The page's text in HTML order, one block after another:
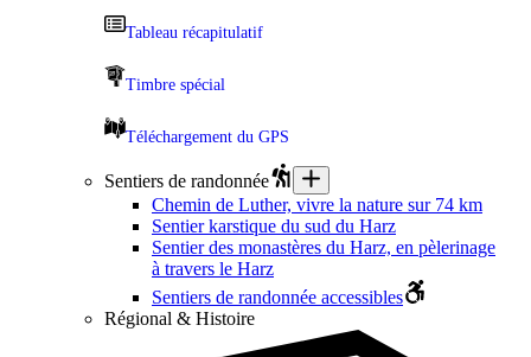
Tableau récapitulatif
Timbre spécial
Téléchargement du GPS
Sentiers de randonnée
Chemin de Luther, vivre la nature sur 74 km
Sentier karstique du sud du Harz
Sentier des monastères du Harz, en pèlerinage
à travers le Harz
Sentiers de randonnée accessibles
Régional & Histoire